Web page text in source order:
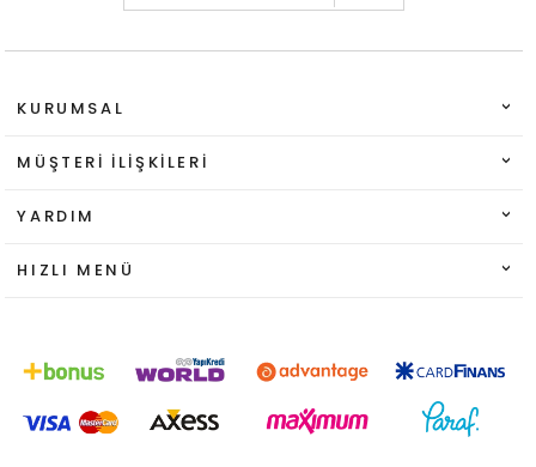
KURUMSAL
MÜŞTERI İLIŞKILERI
YARDIM
HIZLI MENÜ